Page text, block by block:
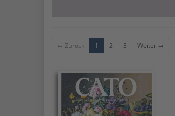
← Zurück 1 2 3 Weiter →